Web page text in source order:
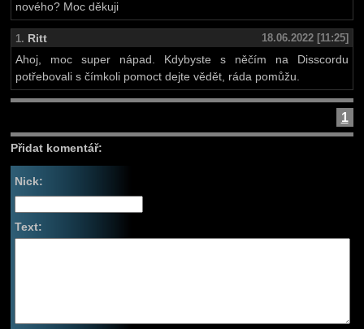
nového? Moc děkuji
1. Ritt
18.06.2022 [11:25]
Ahoj, moc super nápad. Kdybyste s něčím na Disscordu
potřebovali s čímkoli pomoct dejte vědět, ráda pomůžu.
1
Přidat komentář:
Nick:
Text: